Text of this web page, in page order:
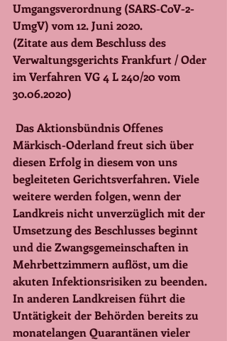
Umgangsverordnung (SARS-CoV-2-
UmgV) vom 12. Juni 2020.
(Zitate aus dem Beschluss des
Verwaltungsgerichts Frankfurt / Oder
im Verfahren VG 4 L 240/20 vom
30.06.2020)
Märkisch-Oderland freut sich über
diesen Erfolg in diesem von uns
begleiteten Gerichtsverfahren. Viele
weitere werden folgen, wenn der
Landkreis nicht unverzüglich mit der
Umsetzung des Beschlusses beginnt
und die Zwangsgemeinschaften in
Mehrbettzimmern auflöst, um die
akuten Infektionsrisiken zu beenden.
In anderen Landkreisen führt die
Untätigkeit der Behörden bereits zu
monatelangen Quarantänen vieler